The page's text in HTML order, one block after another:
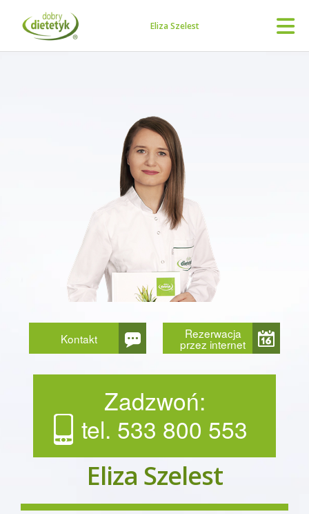
Eliza Szelest
Kontakt Rezerwacja
przez internet
Zadzwoń:
tel. 533 800 553
Eliza Szelest